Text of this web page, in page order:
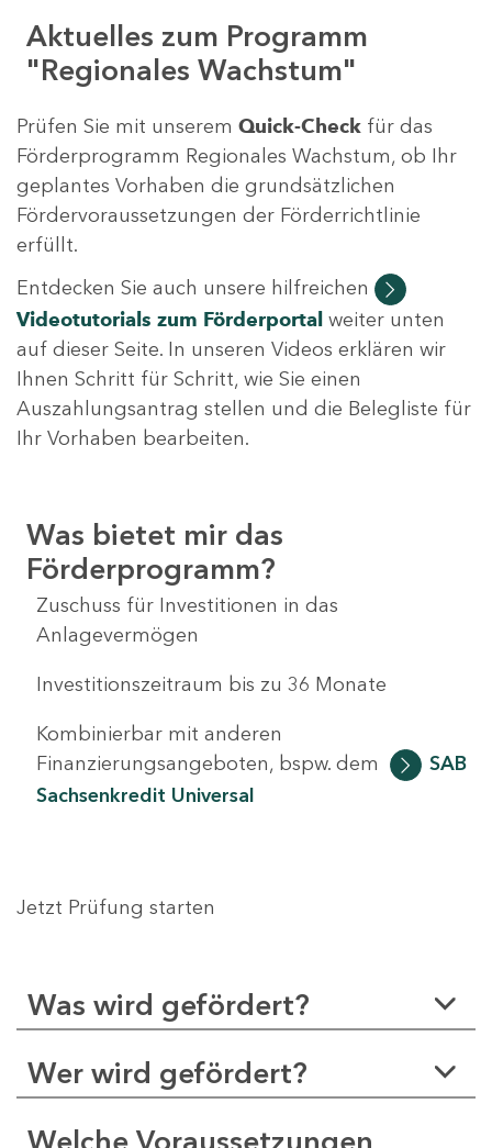
Aktuelles zum Programm
"Regionales Wachstum"
Prüfen Sie mit unserem Quick-Check für das
Förderprogramm Regionales Wachstum, ob Ihr
geplantes Vorhaben die grundsätzlichen
Fördervoraussetzungen der Förderrichtlinie
erfüllt.
Entdecken Sie auch unsere hilfreichen
Videotutorials zum Förderportal weiter unten
auf dieser Seite. In unseren Videos erklären wir
Ihnen Schritt für Schritt, wie Sie einen
Auszahlungsantrag stellen und die Belegliste für
Ihr Vorhaben bearbeiten.
Was bietet mir das
Förderprogramm?
Zuschuss für Investitionen in das
Anlagevermögen
Investitionszeitraum bis zu 36 Monate
Kombinierbar mit anderen
Finanzierungsangeboten, bspw. dem
SAB
Sachsenkredit Universal
Jetzt Prüfung starten
Was wird gefördert?
Wer wird gefördert?
Welche Voraussetzungen